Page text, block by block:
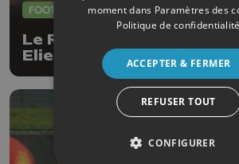
FOOTBALL
Le RFC Liège recrute le
Elie Ilunga Kitoko
moment dans Paramètres des
Politique de confidentialité
ACCEPTER & FERMER
REFUSER TOUT
CONFIGURER